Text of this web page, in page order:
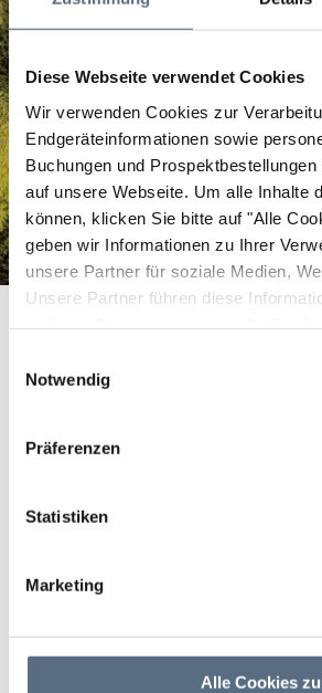
Diese Webseite verwendet Cookies
Wir verwenden Cookies zur
Endgeräteinformationen sowie
Buchungen und
auf unsere Webseite. Um alle Inhalte
können, klicken Sie bitte auf "Alle
geben wir Informationen zu Ihrer
unsere Partner für soziale Medien,
Unsere Partner führen diese
Notwendig
Präferenzen
Statistiken
Marketing
Alle Cookies
Wander- und
Startseite Wander- und Besucherparkplatz
Besucherparkplatz
Der Parkplatz befindet sich in
dient zugleich als Ausgangspunkt